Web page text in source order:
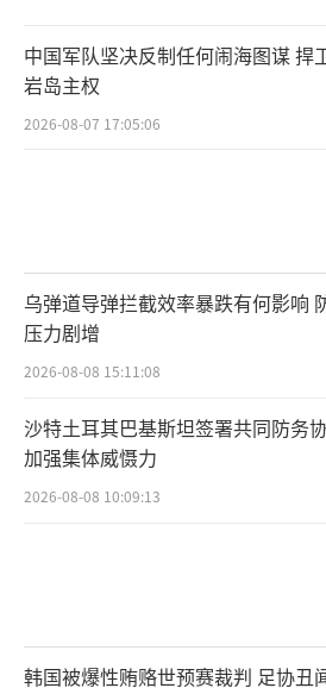
中国军队坚决反制任何闹海图谋 捍
岩岛主权
2026-08-07 17:05:06
乌弹道导弹拦截效率暴跌有何影响
压力剧增
2026-08-08 15:11:08
沙特土耳其巴基斯坦签署共同防务
加强集体威慑力
2026-08-08 10:09:13
韩国被爆性贿赂世预赛裁判 足协丑